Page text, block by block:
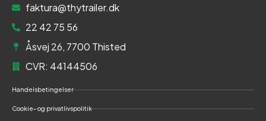
faktura@thytrailer.dk
22 42 75 56
Åsvej 26, 7700 Thisted
CVR: 44144506
Handelsbetingelser
Cookie- og privatlivspolitik